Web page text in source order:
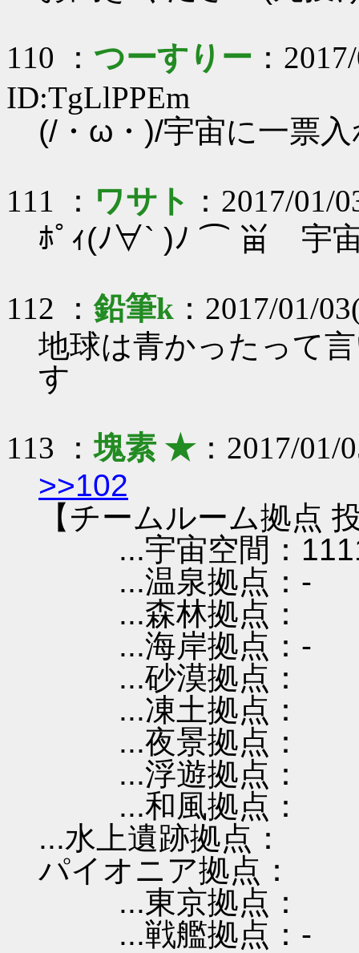
110 ： つーすりー ：
ID:TgLlPPEm
(/・ω・)/宇宙に一票
111 ： ワサト ：2017/01/
ﾎﾟｨ(ﾉ∀` )ﾉ ⌒ 畄 宇
112 ：鉛筆k ：2017/01/
地球は青かったって
す
113 ：塊素 ★：2017/01/
>>102
【チームルーム拠点
...宇宙空間：
...温泉拠点：-
...森林拠点：
...海岸拠点：-
...砂漠拠点：
...凍土拠点：
...夜景拠点：
...浮遊拠点：
...和風拠点：
...水上遺跡拠点：
パイオニア拠点：
...東京拠点：
...戦艦拠点：-